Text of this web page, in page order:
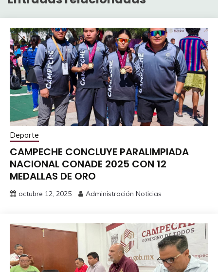
Deporte
CAMPECHE CONCLUYE PARALIMPIADA
NACIONAL CONADE 2025 CON 12
MEDALLAS DE ORO
octubre 12, 2025 Administración Noticias